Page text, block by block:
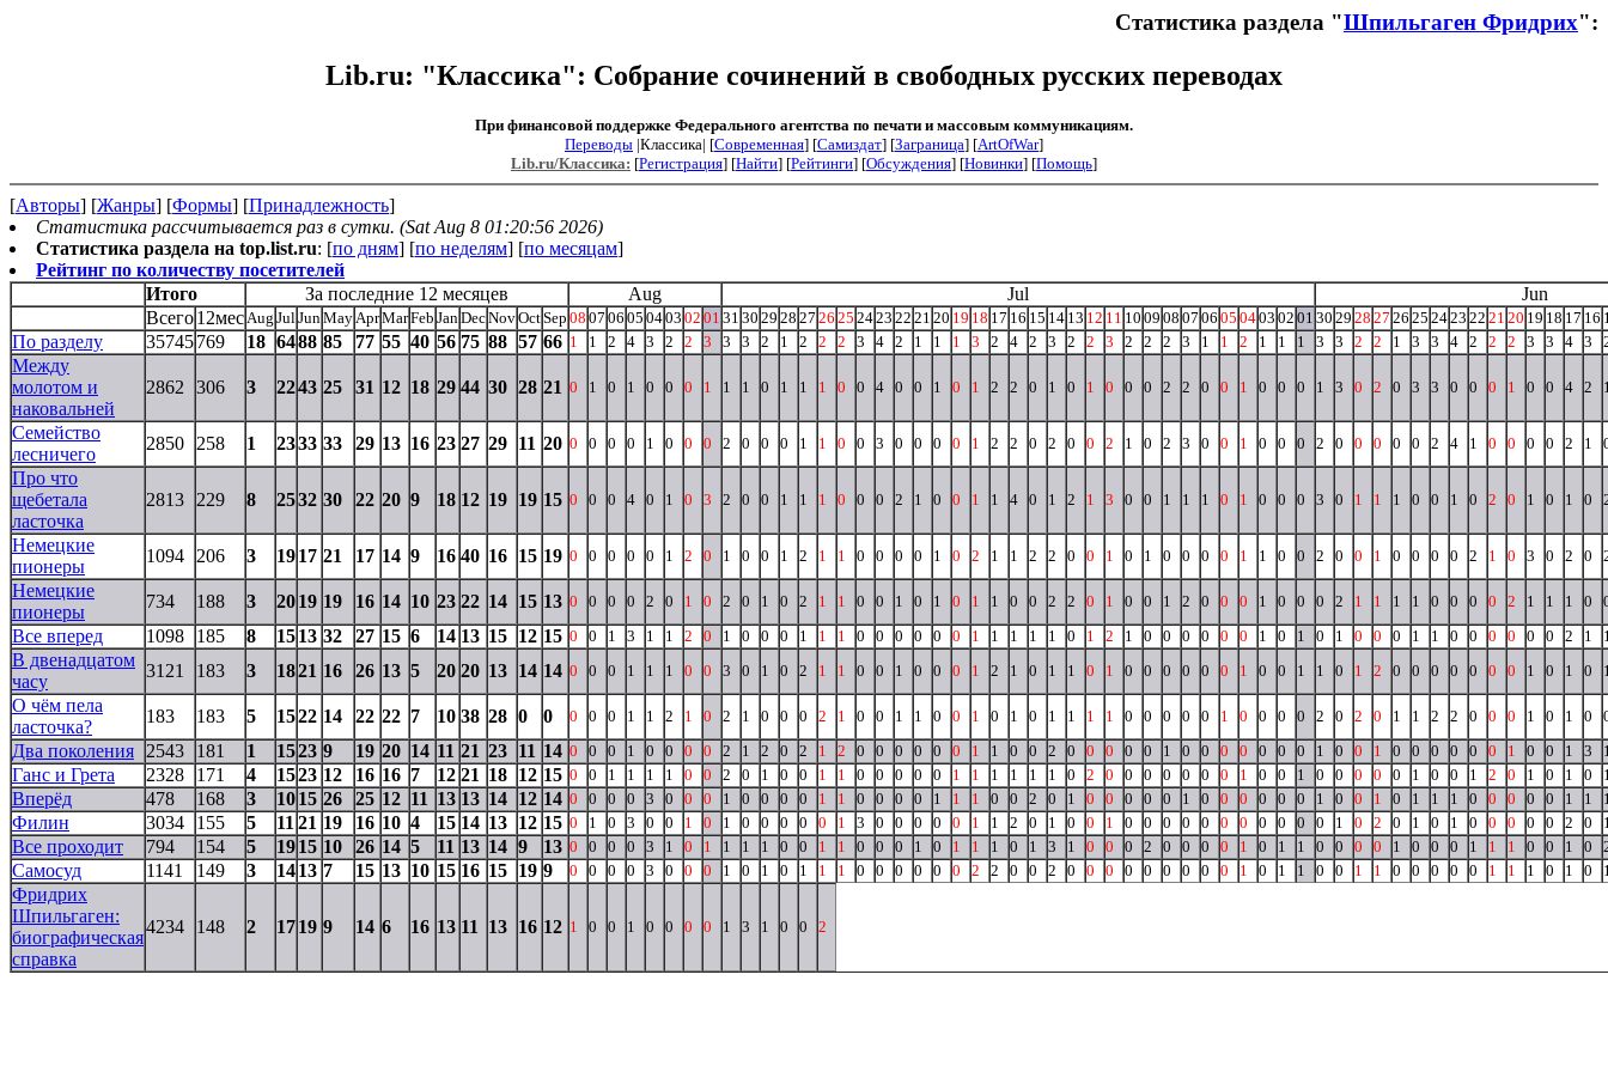
Статистика раздела "Шпильгаген Фридрих":
Lib.ru: "Классика": Собрание сочинений в свободных русских переводах
При финансовой поддержке Федерального агентства по печати и массовым коммуникациям.
Переводы |Классика| [Современная] [Самиздат] [Заграница] [ArtOfWar]
Lib.ru/Классика: [Регистрация] [Найти] [Рейтинги] [Обсуждения] [Новинки] [Помощь]
[Авторы] [Жанры] [Формы] [Принадлежность]
Статистика рассчитывается раз в сутки. (Sat Aug 8 01:20:56 2026)
Статистика раздела на top.list.ru: [по дням] [по неделям] [по месяцам]
Рейтинг по количеству посетителей
Итого
За последние 12 месяцев Aug Jul
Jun
Всего12мес Aug Jul Jun May AprMarFeb Jan DecNovOctSep 08 07 06 05 0403 02 01 31 30 29 28 27 26 25 2423 22 21 20 19 18 17 16 15 14 13 12 11 10 09 08 07 06 05 0403 02 01 30 29 28 27 26 25 2423 22 21 20 19 18 17 16
По разделу 35745769 18 6488 85 77 55 40 56 75 88 57 66 1 1 2 4 3 2 2 3 3 3 2 1 2 2 2 3 4 2 1 1 1 3 2 4 2 3 2 2 3 2 2 2 3 1 1 2 1 1 1 3 3 2 2 1 3 3 4 2 2 2 3 3 4 3
Между
молотом и
наковальней
2862 306 3 2243 25 31 12 18 29 44 30 28 21 0 1 0 1 0 0 0 1 1 1 0 1 1 1 0 0 4 0 0 1 0 1 2 2 0 1 0 1 0 0 0 2 2 0 0 1 0 0 0 1 3 0 2 0 3 3 0 0 0 1 0 0 4 2
Семейство
лесничего
2850 258 1 2333 33 29 13 16 23 27 29 11 20 0 0 0 0 1 0 0 0 2 0 0 0 1 1 0 0 3 0 0 0 0 1 2 2 0 2 0 0 2 1 0 2 3 0 0 1 0 0 0 2 0 0 0 0 0 2 4 1 0 0 0 0 2 1
Про что
щебетала
ласточка
2813 229 8 2532 30 22 20 9 18 12 19 19 15 0 0 0 4 0 1 0 3 2 0 0 1 1 1 0 0 0 2 1 0 0 1 1 4 0 1 2 1 3 0 0 1 1 1 0 1 0 0 0 3 0 1 1 1 0 0 1 0 2 0 1 0 1 0
Немецкие
пионеры
1094 206 3 1917 21 17 14 9 16 40 16 15 19 0 0 0 0 0 1 2 0 1 0 0 1 2 1 1 0 0 0 0 1 0 2 1 1 2 2 0 0 1 0 1 0 0 0 0 1 1 0 0 2 0 0 1 0 0 0 0 2 1 0 3 0 2 0
Немецкие
пионеры
734 188 3 2019 19 16 14 10 23 22 14 15 13 0 0 0 0 2 0 1 0 2 0 1 0 2 1 1 0 0 1 0 1 0 1 1 0 0 2 2 0 1 0 0 1 2 0 0 0 1 0 0 0 2 1 1 1 1 0 0 0 0 2 1 1 1 0
Все вперед 1098 185 8 1513 32 27 15 6 14 13 15 12 15 0 0 1 3 1 1 2 0 1 0 0 0 1 1 1 0 0 0 0 0 0 1 1 1 1 1 0 1 2 1 0 0 0 0 0 0 1 0 1 0 1 0 0 0 1 1 0 0 0 0 0 0 2 1
В двенадцатом
часу
3121 183 3 1821 16 26 13 5 20 20 13 14 14 0 0 0 1 1 1 0 0 3 0 1 0 2 1 1 0 0 1 0 0 0 1 2 1 0 1 1 0 1 0 0 0 0 0 0 1 0 0 1 1 0 1 2 0 0 0 0 0 0 0 1 0 1 0
О чём пела
ласточка?
183 183 5 1522 14 22 22 7 10 38 28 0 0 0 0 0 1 1 2 1 0 2 1 0 0 0 2 1 0 0 1 1 0 0 1 0 1 0 1 1 1 1 0 0 0 0 0 1 0 0 0 0 2 0 2 0 1 1 2 2 0 0 0 1 0 1 0
Два поколения 2543 181 1 1523 9 19 20 14 11 21 23 11 14 0 0 0 1 0 0 0 0 2 1 2 0 2 1 2 0 0 0 0 0 0 1 1 0 0 2 0 0 0 0 0 1 0 0 0 0 0 0 0 1 0 0 1 0 0 0 0 0 0 1 0 0 1 3
Ганс и Грета 2328 171 4 1523 12 16 16 7 12 21 18 12 15 0 0 1 1 1 1 0 0 2 0 1 0 0 1 1 0 0 0 0 0 1 1 1 1 1 1 0 2 0 0 0 0 0 0 0 1 0 0 1 0 0 0 0 0 1 0 0 1 2 0 1 0 1 0
Вперёд 478 168 3 1015 26 25 12 11 13 13 14 12 14 0 0 0 0 3 0 0 0 1 0 0 0 0 1 1 0 0 0 0 1 1 1 0 0 2 0 1 0 0 0 0 0 1 0 0 0 0 0 0 1 0 0 1 0 1 1 1 0 0 0 0 0 1 1
Филин 3034 155 5 11 21 19 16 10 4 15 14 13 12 15 0 1 0 3 0 0 1 0 1 0 0 0 0 0 1 3 0 0 0 0 0 1 1 2 0 1 0 0 1 0 0 0 0 0 0 0 0 0 0 0 1 0 2 0 1 0 1 0 0 0 0 0 2 0
Все проходит 794 154 5 1915 10 26 14 5 11 13 14 9 13 0 0 0 0 3 1 0 1 1 1 1 0 0 1 1 0 0 0 1 0 1 1 1 0 1 3 1 0 0 0 2 0 0 0 0 1 0 1 1 0 0 0 0 1 0 0 0 1 1 1 0 0 1 0
Самосуд 1141 149 3 1413 7 15 13 10 15 16 15 19 9 0 0 0 0 3 0 0 0 1 0 1 0 1 1 1 0 0 0 0 0 0 2 2 0 0 2 0 0 0 0 0 0 0 0 0 1 0 1 1 0 0 1 1 0 0 0 0 0 1 1 1 0 1 0
Фридрих
Шпильгаген:
биографическая
справка
4234 148 2 1719 9 14 6 16 13 11 13 16 12 1 0 0 1 0 0 0 0 1 3 1 0 0 2